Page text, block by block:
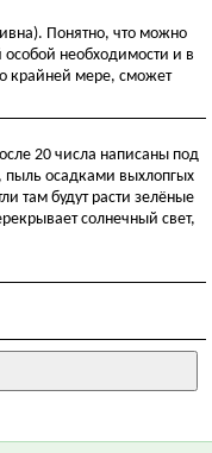
Понятно, что можно
особой необходимости и в
крайней мере, сможет
20 числа написаны под
пыль осадками выхлопгых
там будут расти зелёные
солнечный свет,